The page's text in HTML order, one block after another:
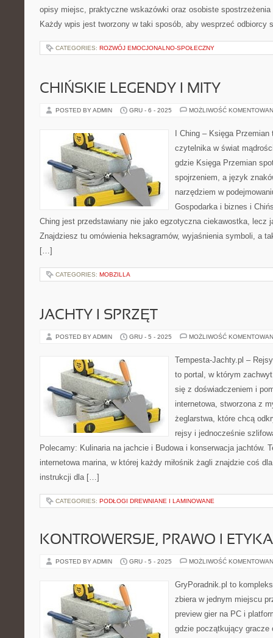
opisy miejsc, praktyczne wskazówki oraz osobiste
Każdy wpis jest tworzony w taki sposób, aby wesprzeć
CATEGORIES: ROZWÓJ EMOCJONALNO-SPOŁECZNY
CHIŃSKIE LEGENDY I MITY
POSTED BY ADMIN GRU - 6 - 2025 MOŻLIWOŚĆ
I Ching – Księga
czytelnika w świat
gdzie Księga Przemian
spojrzeniem, a język
narzędziem w
Gospodarka i biznes i
Ching jest przedstawiany nie jako egzotyczna ciekawostka, lecz
Znajdziesz tu omówienia heksagramów, wyjaśnienia symboli, a
[…]
CATEGORIES: MOBZILLA
JACHTY I SPRZĘT
POSTED BY ADMIN GRU - 5 - 2025 MOŻLIWOŚĆ
Tempesta-Jachty.pl –
to portal, w którym
się z doświadczeniem i
internetowa, stworzona z
żeglarstwa, które chcą
rejsy i jednocześnie
Polecamy: Kulinaria na jachcie i Budowa i konserwacja jachtów.
internetowa marina, w której każdy miłośnik żagli znajdzie coś
instrukcji dla […]
CATEGORIES: PODŁOGI DREWNIANE I LAMINOWANE
KONTROWERSJE, PRAWO I
POSTED BY ADMIN GRU - 5 - 2025 MOŻLIWOŚĆ
GryPoradnik.pl to
zbiera w jednym miejscu
preview gier na PC i
gdzie początkujący gracze